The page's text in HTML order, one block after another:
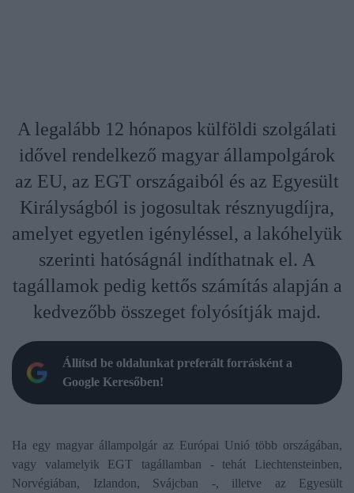
A legalább 12 hónapos külföldi szolgálati
idővel rendelkező magyar állampolgárok
az EU, az EGT országaiból és az Egyesült
Királyságból is jogosultak résznyugdíjra,
amelyet egyetlen igényléssel, a lakóhelyük
szerinti hatóságnál indíthatnak el. A
tagállamok pedig kettős számítás alapján a
kedvezőbb összeget folyósítják majd.
Állítsd be oldalunkat preferált forrásként a
Google Keresőben!
Ha egy magyar állampolgár az Európai Unió több országában,
vagy valamelyik EGT tagállamban - tehát Liechtensteinben,
Norvégiában, Izlandon, Svájcban -, illetve az Egyesült